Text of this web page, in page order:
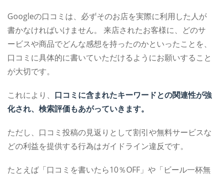
Googleの口コミは、必ずそのお店を実際に利用した人が
書かなければいけません。
来店されたお客様に、どのサ
ービスや商品でどんな感想を持ったのかといったことを、
口コミに具体的に書いていただけるようにお願いすること
が大切です。
これにより、 口コミに含まれたキーワードとの関連性が強
化され、検索評価もあがっていきます。
ただし、口コミ投稿の見返りとして割引や無料サービスな
どの利益を提供する行為はガイドライン違反です。
たとえば「口コミを書いたら10％OFF」や「ビール一杯無